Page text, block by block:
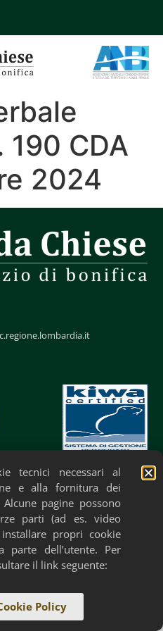
CDA
2024
Policy Accessibilità
tecnici necessari al
e alla fornitura dei
pagine possono
parti (ad es. video
propri cookie
parte dell’utente. Per
il link seguente:
Policy